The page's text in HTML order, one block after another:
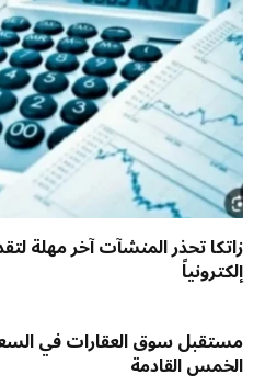
زاتكا تحذر المنشآت آخر مهلة
إلكترونياً
مستقبل سوق العقارات في
الخمس القادمة